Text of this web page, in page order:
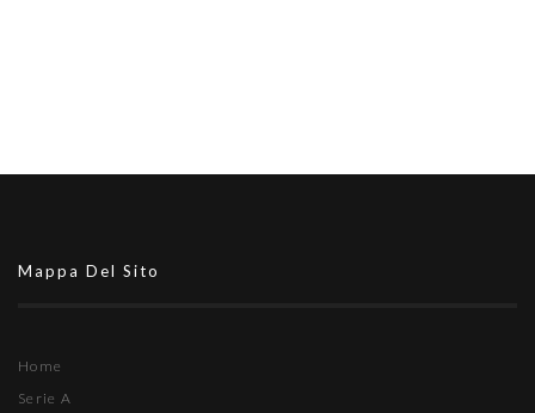
Mappa Del Sito
Home
Serie A